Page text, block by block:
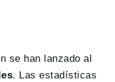
se han lanzado al
. Las estadísticas